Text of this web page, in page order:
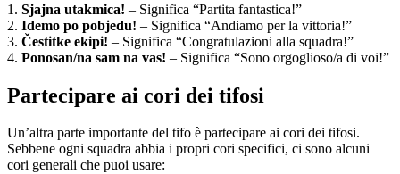
1. Sjajna utakmica! – Significa “Partita fantastica!”
2. Idemo po pobjedu! – Significa “Andiamo per la vittoria!”
3. Čestitke ekipi! – Significa “Congratulazioni alla squadra!”
4. Ponosan/na sam na vas! – Significa “Sono orgoglioso/a di voi!”
Partecipare ai cori dei tifosi
Un’altra parte importante del tifo è partecipare ai cori dei tifosi.
Sebbene ogni squadra abbia i propri cori specifici, ci sono alcuni
cori generali che puoi usare: